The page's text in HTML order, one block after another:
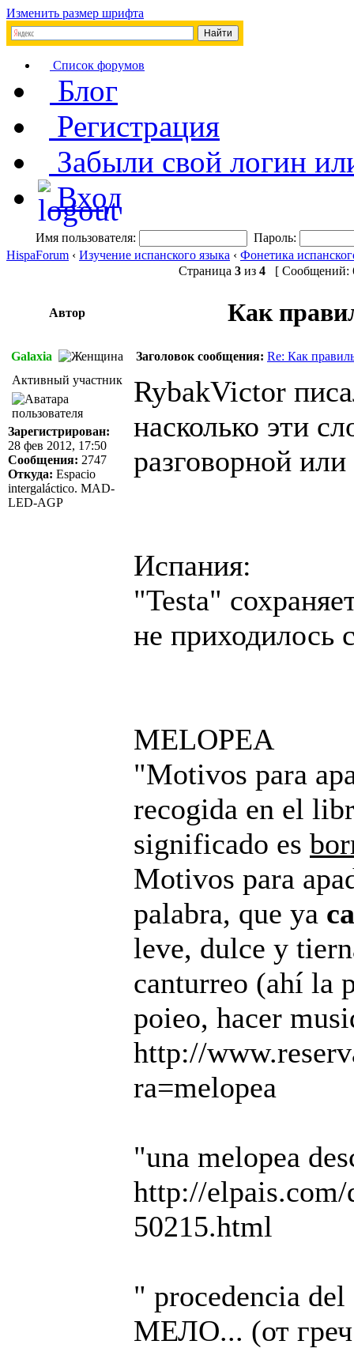
Изменить размер шрифта
Список форумов
Блог
Регистрация
Забыли свой логин
Вход
Имя пользователя:
Пароль:
HispaForum ‹ Изучение испанского языка ‹ Фонетика
Страница 3 из 4 [ Сообщений:
Автор Как
Galaxia Заголовок сообщения: Re: Как
Активный участник
Зарегистрирован:
28 фев 2012, 17:50
Сообщения: 2747
Откуда: Espacio
intergaláctico. MAD-
LED-AGP
RybakVictor
насколько эти
разговорной
Испания:
"Testa"
не приходилось
MELOPEA
"Motivos para
recogida en el
significado es
Motivos para
palabra, que ya
leve, dulce y
canturreo (ahí la
poieo, hacer
http://
ra=melopea
"una melopea
http://
50215.html
" procedencia
МЕЛО... (от